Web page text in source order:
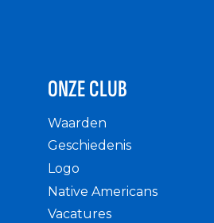
ONZE CLUB
Waarden
Geschiedenis
Logo
Native Americans
Vacatures